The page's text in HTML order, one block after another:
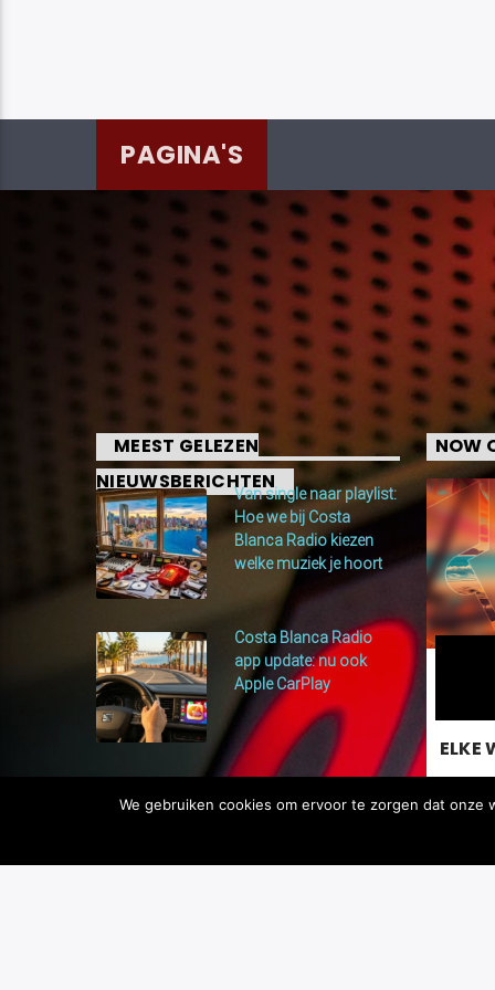
PAGINA'S
MEEST GELEZEN
NIEUWSBERICHTENVan single naar playlist:
Hoe we bij Costa
Blanca Radio kiezen
welke muziek je hoort
Costa Blanca Radio
app update: nu ook
Apple CarPlay
NOW
ELKE
Elke
We gebruiken cookies om ervoor te zorgen dat